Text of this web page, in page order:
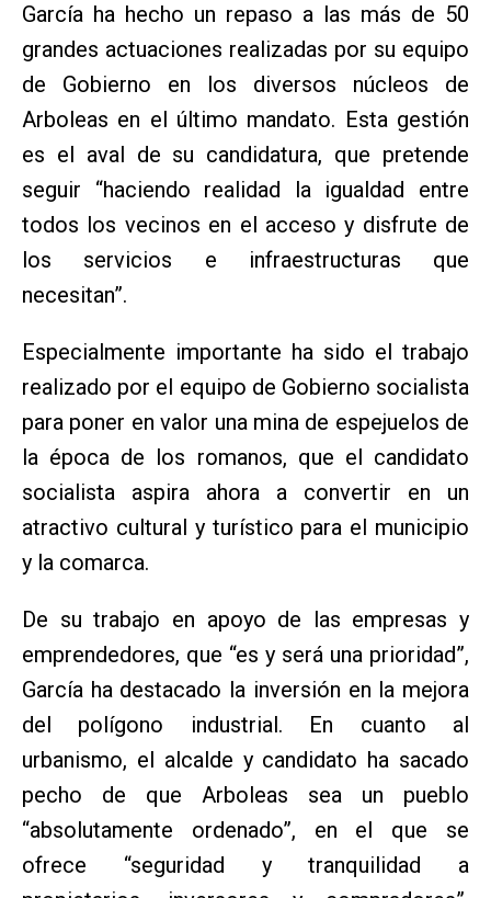
García ha hecho un repaso a las más de 50
grandes actuaciones realizadas por su equipo
de Gobierno en los diversos núcleos de
Arboleas en el último mandato. Esta gestión
es el aval de su candidatura, que pretende
seguir “haciendo realidad la igualdad entre
todos los vecinos en el acceso y disfrute de
los servicios e infraestructuras que
necesitan”.
Especialmente importante ha sido el trabajo
realizado por el equipo de Gobierno socialista
para poner en valor una mina de espejuelos de
la época de los romanos, que el candidato
socialista aspira ahora a convertir en un
atractivo cultural y turístico para el municipio
y la comarca.
De su trabajo en apoyo de las empresas y
emprendedores, que “es y será una prioridad”,
García ha destacado la inversión en la mejora
del polígono industrial. En cuanto al
urbanismo, el alcalde y candidato ha sacado
pecho de que Arboleas sea un pueblo
“absolutamente ordenado”, en el que se
ofrece “seguridad y tranquilidad a